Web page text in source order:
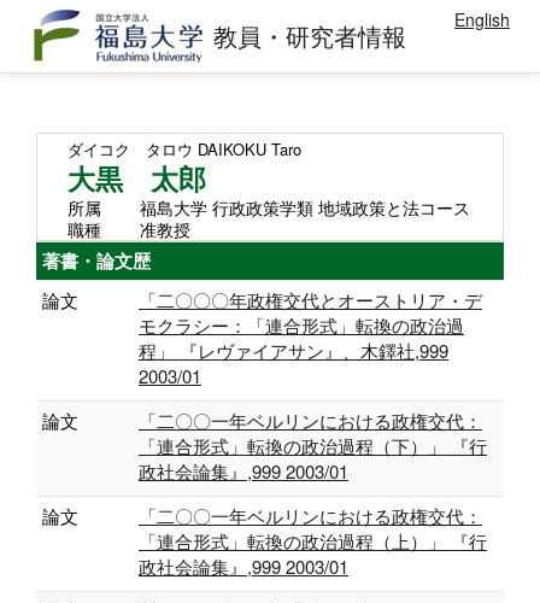
教員・研究者情報 English
ダイコク タロウ DAIKOKU Taro
大黒 太郎
所属
福島大学 行政政策学類 地域政策と法コース
職種
准教授
著書・論文歴
論文
「二〇〇〇年政権交代とオーストリア・デ
モクラシー：「連合形式」転換の政治過
程」 『レヴァイアサン』、木鐸社,999
2003/01
論文
「二〇〇一年ベルリンにおける政権交代：
「連合形式」転換の政治過程（下）」 『行
政社会論集』,999 2003/01
論文
「二〇〇一年ベルリンにおける政権交代：
「連合形式」転換の政治過程（上）」 『行
政社会論集』,999 2003/01